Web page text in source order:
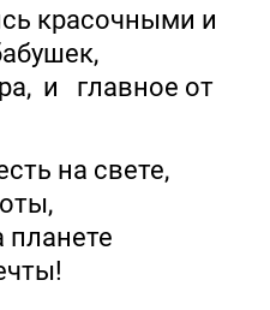
красочными и
и главное от
на свете,
планете